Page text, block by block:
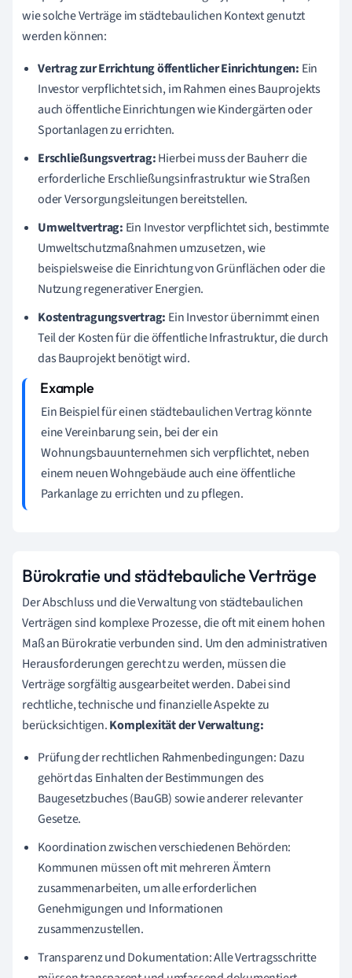
wie solche Verträge im städtebaulichen Kontext genutzt
werden können:
Vertrag zur Errichtung öffentlicher Einrichtungen: Ein
Investor verpflichtet sich, im Rahmen eines Bauprojekts
auch öffentliche Einrichtungen wie Kindergärten oder
Sportanlagen zu errichten.
Erschließungsvertrag:Hierbei muss der Bauherr die
erforderliche Erschließungsinfrastruktur wie Straßen
oder Versorgungsleitungen bereitstellen.
Umweltvertrag: Ein Investor verpflichtet sich, bestimmte
Umweltschutzmaßnahmen umzusetzen, wie
beispielsweise die Einrichtung von Grünflächen oder die
Nutzung regenerativer Energien.
Kostentragungsvertrag: Ein Investor übernimmt einen
Teil der Kosten für die öffentliche Infrastruktur, die durch
das Bauprojekt benötigt wird.
Ein Beispiel für einen städtebaulichen Vertrag könnte
eine Vereinbarung sein, bei der ein
Wohnungsbauunternehmen sich verpflichtet, neben
einem neuen Wohngebäude auch eine öffentliche
Parkanlage zu errichten und zu pflegen.
Bürokratie und städtebauliche Verträge
Der Abschluss und die Verwaltung von städtebaulichen
Verträgen sind komplexe Prozesse, die oft mit einem hohen
Maß an Bürokratie verbunden sind. Um den administrativen
Herausforderungen gerecht zu werden, müssen die
Verträge sorgfältig ausgearbeitet werden. Dabei sind
rechtliche, technische und finanzielle Aspekte zu
berücksichtigen.Komplexität der Verwaltung:
Prüfung der rechtlichen Rahmenbedingungen: Dazu
gehört das Einhalten der Bestimmungen des
Baugesetzbuches (BauGB) sowie anderer relevanter
Gesetze.
Koordination zwischen verschiedenen Behörden:
Kommunen müssen oft mit mehreren Ämtern
zusammenarbeiten, um alle erforderlichen
Genehmigungen und Informationen
zusammenzustellen.
Transparenz und Dokumentation: Alle Vertragsschritte